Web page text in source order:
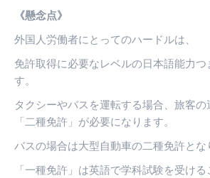
《懸念点》
外国人労働者にとってのハードルは、
免許取得に必要なレベルの日本語能力
す。
タクシーやバスを運転する場合、旅客
「二種免許」が必要になります。
バスの場合は大型自動車の二種免許とな
「一種免許」は英語で学科試験を受ける